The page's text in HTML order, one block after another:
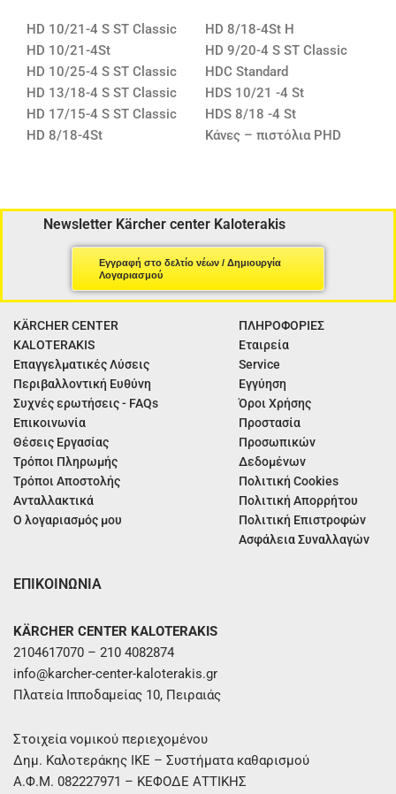
HD 10/21-4 S ST Classic
HD 10/21-4St
HD 10/25-4 S ST Classic
HD 13/18-4 S ST Classic
HD 17/15-4 S ST Classic
HD 8/18-4St
HD 8/18-4St H
HD 9/20-4 S ST Classic
HDC Standard
HDS 10/21 -4 St
HDS 8/18 -4 St
Κάνες – πιστόλια PHD
Newsletter Kärcher center Kaloterakis
Εγγραφή στο δελτίο νέων / Δημιουργία
Λογαριασμού
KÄRCHER CENTER
KALOTERAKIS
Επαγγελματικές Λύσεις
Περιβαλλοντική Ευθύνη
Συχνές ερωτήσεις - FAQs
Επικοινωνία
Θέσεις Εργασίας
Τρόποι Πληρωμής
Τρόποι Αποστολής
Ανταλλακτικά
Ο λογαριασμός μου
ΠΛΗΡΟΦΟΡΙΕΣ
Εταιρεία
Service
Εγγύηση
Όροι Χρήσης
Προστασία
Προσωπικών
Δεδομένων
Πολιτική Cookies
Πολιτική Απορρήτου
Πολιτική Επιστροφών
Ασφάλεια Συναλλαγών
ΕΠΙΚΟΙΝΩΝΙΑ
KÄRCHER CENTER KALOTERAKIS
2104617070 – 210 4082874
info@karcher-center-kaloterakis.gr
Πλατεία Ιπποδαμείας 10, Πειραιάς
Στοιχεία νομικού περιεχομένου
Δημ. Καλοτεράκης ΙΚΕ – Συστήματα καθαρισμού
Α.Φ.Μ. 082227971 – ΚΕΦΟΔΕ ΑΤΤΙΚΗΣ